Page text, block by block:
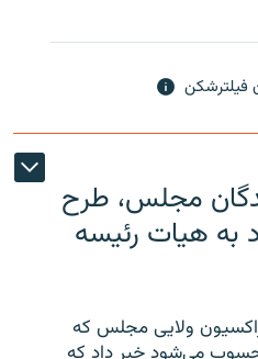
فیلترشکن
مجلس، طرح
به هیات رئیسه
ولایی مجلس که
می‌شود خبر داد که